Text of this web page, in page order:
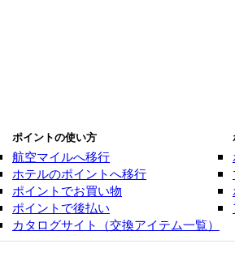
ポイントの使い方
航空マイルへ移行
ホテルのポイントへ移行
ポイントでお買い物
ポイントで後払い
カタログサイト（交換アイテム一覧）